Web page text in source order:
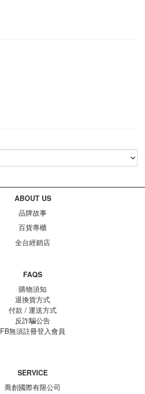
ABOUT US
品牌故事
百貨專櫃
全台經銷店
FAQS
購物須知
退換貨方式
付款 / 運送方式
反詐騙公告
FB無須註冊登入會員
SERVICE
喬創國際有限公司